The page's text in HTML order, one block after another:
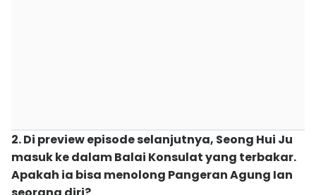
2. Di preview episode selanjutnya, Seong Hui Ju
masuk ke dalam Balai Konsulat yang terbakar.
Apakah ia bisa menolong Pangeran Agung Ian